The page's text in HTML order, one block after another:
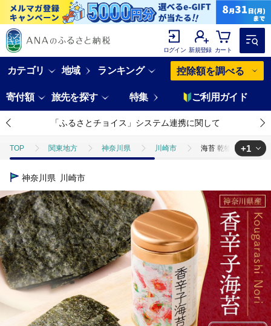
ログイン 新規登録 カート
カテゴリ 地域 ランキング 控除額を調べる
寄付額 旅先を探す 特集 ご利用ガイド
「ふるさとチョイス」システム連携に関して
TOP 関東地方 神奈川県 川崎市 海苔 乾物 香辛子海
TOP
+1
神奈川県 川崎市